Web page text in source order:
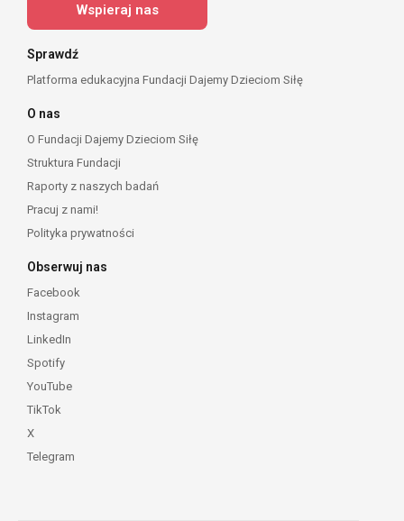
Wspieraj nas
Sprawdź
Platforma edukacyjna Fundacji Dajemy Dzieciom Siłę
O nas
O Fundacji Dajemy Dzieciom Siłę
Struktura Fundacji
Raporty z naszych badań
Pracuj z nami!
Polityka prywatności
Obserwuj nas
Facebook
Instagram
LinkedIn
Spotify
YouTube
TikTok
X
Telegram